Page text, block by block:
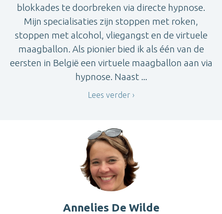
blokkades te doorbreken via directe hypnose.
Mijn specialisaties zijn stoppen met roken,
stoppen met alcohol, vliegangst en de virtuele
maagballon. Als pionier bied ik als één van de
eersten in België een virtuele maagballon aan via
hypnose. Naast ...
Lees verder
Annelies De Wilde